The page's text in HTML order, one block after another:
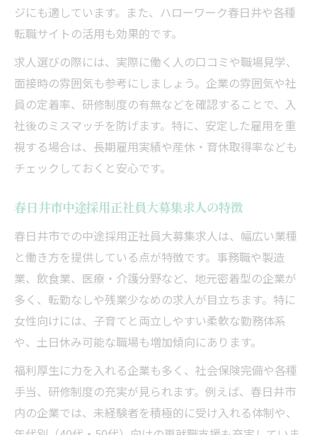
ジにも適しています。また、ハローワーク春日井や各種
転職サイトの活用も効果的です。
求人選びの際には、実際に働く人の口コミや職場見学、
面接時の雰囲気も参考にしましょう。企業の雰囲気や社
員の定着率、研修制度の有無などを確認することで、入
社後のミスマッチを防げます。特に、安定した雇用を重
視する場合は、長期雇用実績や産休・育休取得率なども
チェックしておくと安心です。
春日井市中途採用正社員大募集求人の特徴
春日井市での中途採用正社員大募集求人は、幅広い業種
と働き方を提供している点が特徴です。事務職や製造
業、飲食業、医療・介護分野など、地元密着型の企業が
多く、転勤なしや残業少なめの求人が目立ちます。特に
女性向けには、子育てと両立しやすい柔軟な勤務体系
や、土日休み可能な職場も増加傾向にあります。
福利厚生に力を入れる企業も多く、社会保険完備や各種
手当、研修制度の充実が見られます。例えば、春日井市
内の企業では、未経験者を積極的に受け入れる体制や、